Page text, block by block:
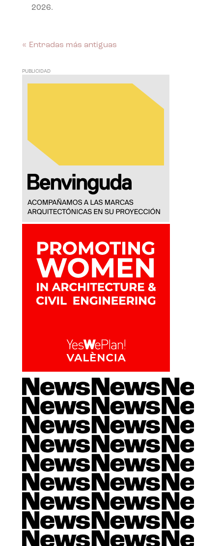
2026.
« Entradas más antiguas
PUBLICIDAD